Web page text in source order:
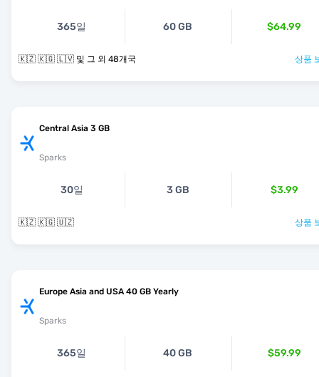
365일 60 GB $64.99
🇰🇿 🇰🇬 🇱🇻 및 그 외 48개국 상품
Central Asia 3 GB
Sparks
30일 3 GB $3.99
🇰🇿 🇰🇬 🇺🇿 상품
Europe Asia and USA 40 GB Yearly
Sparks
365일 40 GB $59.99